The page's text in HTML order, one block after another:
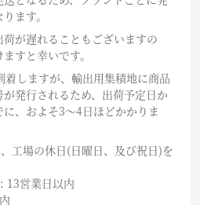
ます。
が遅れることもございますの
すと幸いです。
着しますが、輸出用集積地に商品
発行されるため、出荷予定日か
、およそ3〜4日ほどかかりま
工場の休日(日曜日、及び祝日)を
営業日以内